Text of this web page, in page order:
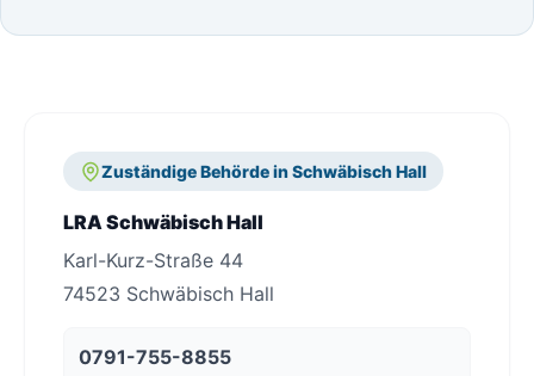
Zuständige Behörde in Schwäbisch Hall
LRA Schwäbisch Hall
Karl-Kurz-Straße 44
74523 Schwäbisch Hall
0791-755-8855